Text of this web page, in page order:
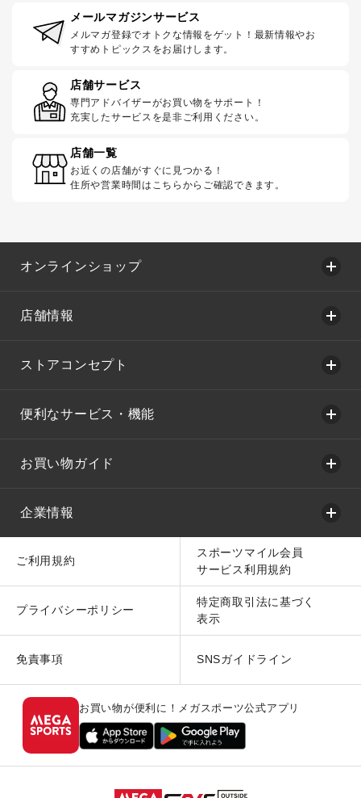
メールマガジンサービス
メルマガ登録でオトクな情報をゲット！最新情報やお
すすめトピックスをお届けします。
店舗サービス
専門アドバイザーがお買い物をサポート！
充実したサービスを是非ご利用ください。
店舗一覧
お近くの店舗がすぐに見つかる！
住所や営業時間はこちらからご確認できます。
オンラインショップ
店舗情報
ストアコンセプト
便利なサービス・機能
お買い物ガイド
企業情報
ご利用規約
スポーツマイル会員
サービス利用規約
プライバシーポリシー
特定商取引法に基づく
表示
免責事項 SNSガイドライン
お買い物が便利に！メガスポーツ公式アプリ